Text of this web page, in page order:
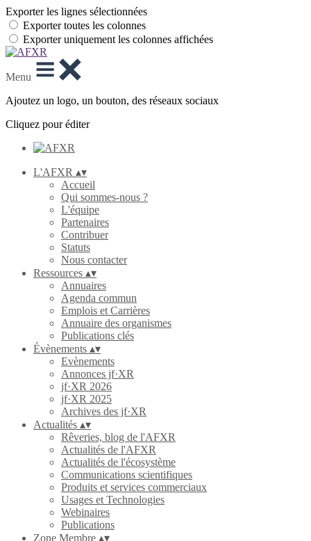
Exporter les lignes sélectionnées
Exporter toutes les colonnes
Exporter uniquement les colonnes affichées
Menu
Ajoutez un logo, un bouton, des réseaux sociaux
Cliquez pour éditer
L'AFXR ▴▾
Accueil
Qui sommes-nous ?
L'équipe
Partenaires
Contribuer
Statuts
Nous contacter
Ressources ▴▾
Annuaires
Agenda commun
Emplois et Carrières
Annuaire des organismes
Publications clés
Évènements ▴▾
Evènements
Annonces jf·XR
jf·XR 2026
jf·XR 2025
Archives des jf·XR
Actualités ▴▾
Rêveries, blog de l'AFXR
Actualités de l'AFXR
Actualités de l'écosystème
Communications scientifiques
Produits et services commerciaux
Usages et Technologies
Webinaires
Publications
Zone Membre ▴▾